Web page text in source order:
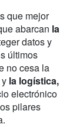
que mejor
abarcan la
datos y
últimos
no cesa la
la logística,
electrónico
pilares